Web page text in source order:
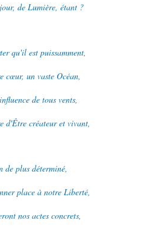
de Lumière, étant ?
qu'il est puissamment,
cœur, un vaste Océan,
de tous vents,
d'Être créateur et vivant,
de plus déterminé,
place à notre Liberté,
nos actes concrets,